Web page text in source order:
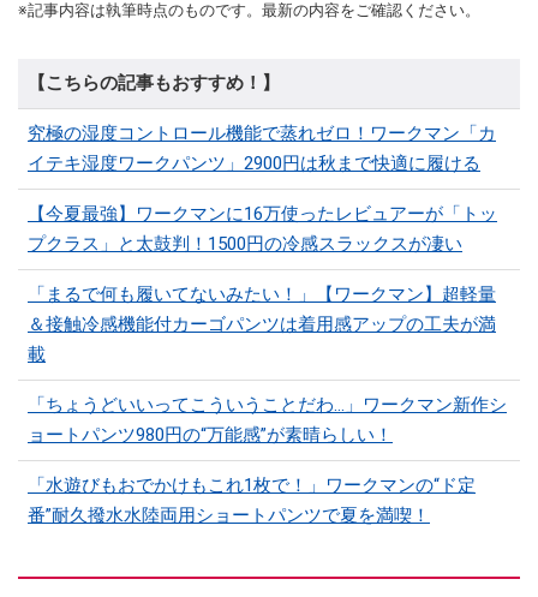
※記事内容は執筆時点のものです。最新の内容をご確認ください。
【こちらの記事もおすすめ！】
究極の湿度コントロール機能で蒸れゼロ！ワークマン「カ
イテキ湿度ワークパンツ」2900円は秋まで快適に履ける
【今夏最強】ワークマンに16万使ったレビュアーが「トッ
プクラス」と太鼓判！1500円の冷感スラックスが凄い
「まるで何も履いてないみたい！」【ワークマン】超軽量
＆接触冷感機能付カーゴパンツは着用感アップの工夫が満
載
「ちょうどいいってこういうことだわ...」ワークマン新作シ
ョートパンツ980円の“万能感”が素晴らしい！
「水遊びもおでかけもこれ1枚で！」ワークマンの“ド定
番”耐久撥水水陸両用ショートパンツで夏を満喫！